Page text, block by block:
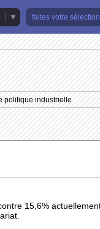
faites votre sélection
politique industrielle
15,6%